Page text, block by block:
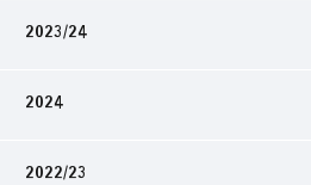
2023/24
2024
2022/23